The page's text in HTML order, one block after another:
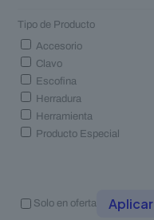
Tipo de Producto
Accesorio
Clavo
Escofina
Herradura
Herramienta
Producto Especial
Solo en oferta Aplicar